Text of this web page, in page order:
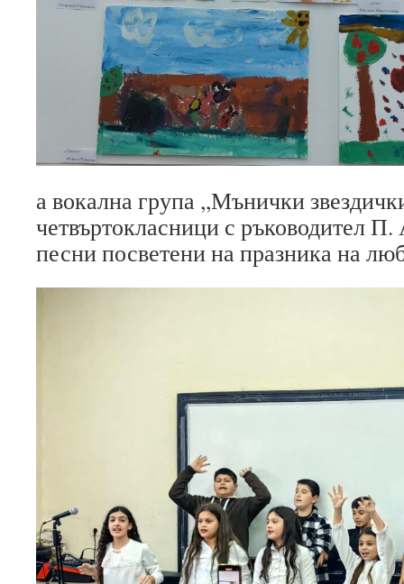
а вокална група ,,Мънички
четвъртокласници с ръководител
песни посветени на празника на